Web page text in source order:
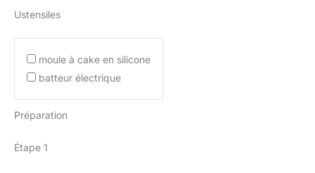
Ustensiles
moule à cake en silicone
batteur électrique
Préparation
Étape 1